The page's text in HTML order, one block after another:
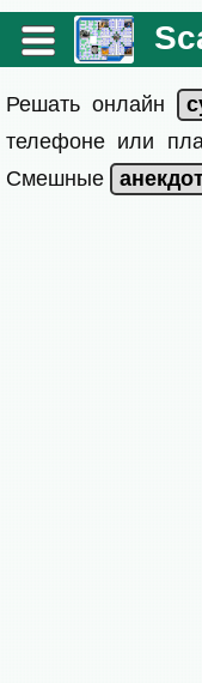
Решать онлайн
телефоне или
Смешные